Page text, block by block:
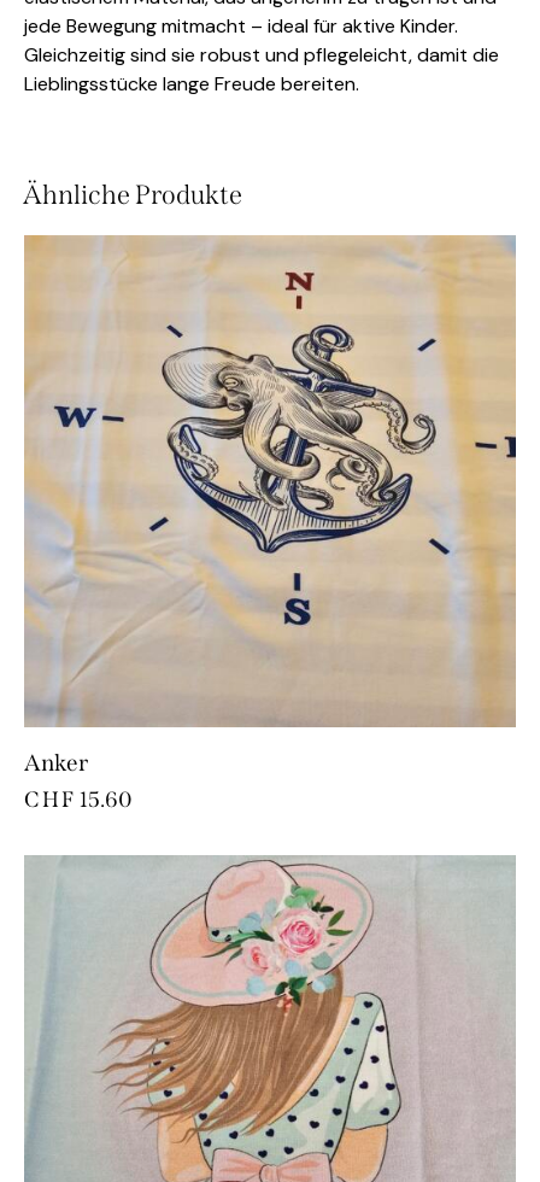
jede Bewegung mitmacht – ideal für aktive Kinder.
Gleichzeitig sind sie robust und pflegeleicht, damit die
Lieblingsstücke lange Freude bereiten.
Ähnliche Produkte
Anker
CHF 15.60